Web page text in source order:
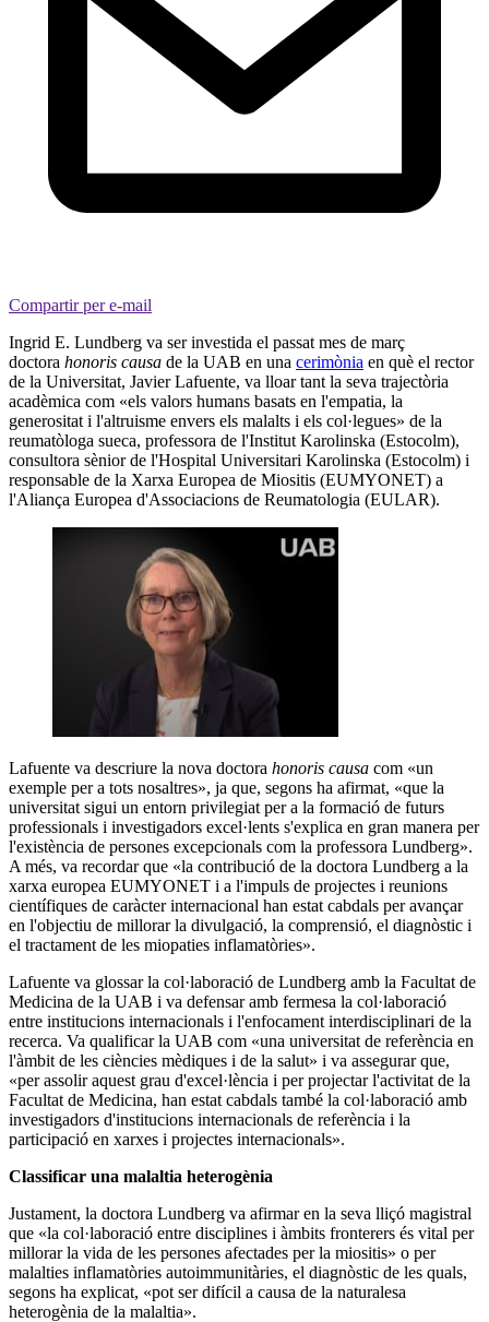
Compartir per e-mail
Ingrid E. Lundberg va ser investida el passat mes de març
doctora honoris causa de la UAB en una cerimònia en què el rector
de la Universitat, Javier Lafuente, va lloar tant la seva trajectòria
acadèmica com «els valors humans basats en l'empatia, la
generositat i l'altruisme envers els malalts i els col·legues» de la
reumatòloga sueca, professora de l'Institut Karolinska (Estocolm),
consultora sènior de l'Hospital Universitari Karolinska (Estocolm) i
responsable de la Xarxa Europea de Miositis (EUMYONET) a
l'Aliança Europea d'Associacions de Reumatologia (EULAR).
Lafuente va descriure la nova doctora honoris causa com «un
exemple per a tots nosaltres», ja que, segons ha afirmat, «que la
universitat sigui un entorn privilegiat per a la formació de futurs
professionals i investigadors excel·lents s'explica en gran manera per
l'existència de persones excepcionals com la professora Lundberg».
A més, va recordar que «la contribució de la doctora Lundberg a la
xarxa europea EUMYONET i a l'impuls de projectes i reunions
científiques de caràcter internacional han estat cabdals per avançar
en l'objectiu de millorar la divulgació, la comprensió, el diagnòstic i
el tractament de les miopaties inflamatòries».
Lafuente va glossar la col·laboració de Lundberg amb la Facultat de
Medicina de la UAB i va defensar amb fermesa la col·laboració
entre institucions internacionals i l'enfocament interdisciplinari de la
recerca. Va qualificar la UAB com «una universitat de referència en
l'àmbit de les ciències mèdiques i de la salut» i va assegurar que,
«per assolir aquest grau d'excel·lència i per projectar l'activitat de la
Facultat de Medicina, han estat cabdals també la col·laboració amb
investigadors d'institucions internacionals de referència i la
participació en xarxes i projectes internacionals».
Classificar una malaltia heterogènia
Justament, la doctora Lundberg va afirmar en la seva lliçó magistral
que «la col·laboració entre disciplines i àmbits fronterers és vital per
millorar la vida de les persones afectades per la miositis» o per
malalties inflamatòries autoimmunitàries, el diagnòstic de les quals,
segons ha explicat, «pot ser difícil a causa de la naturalesa
heterogènia de la malaltia».